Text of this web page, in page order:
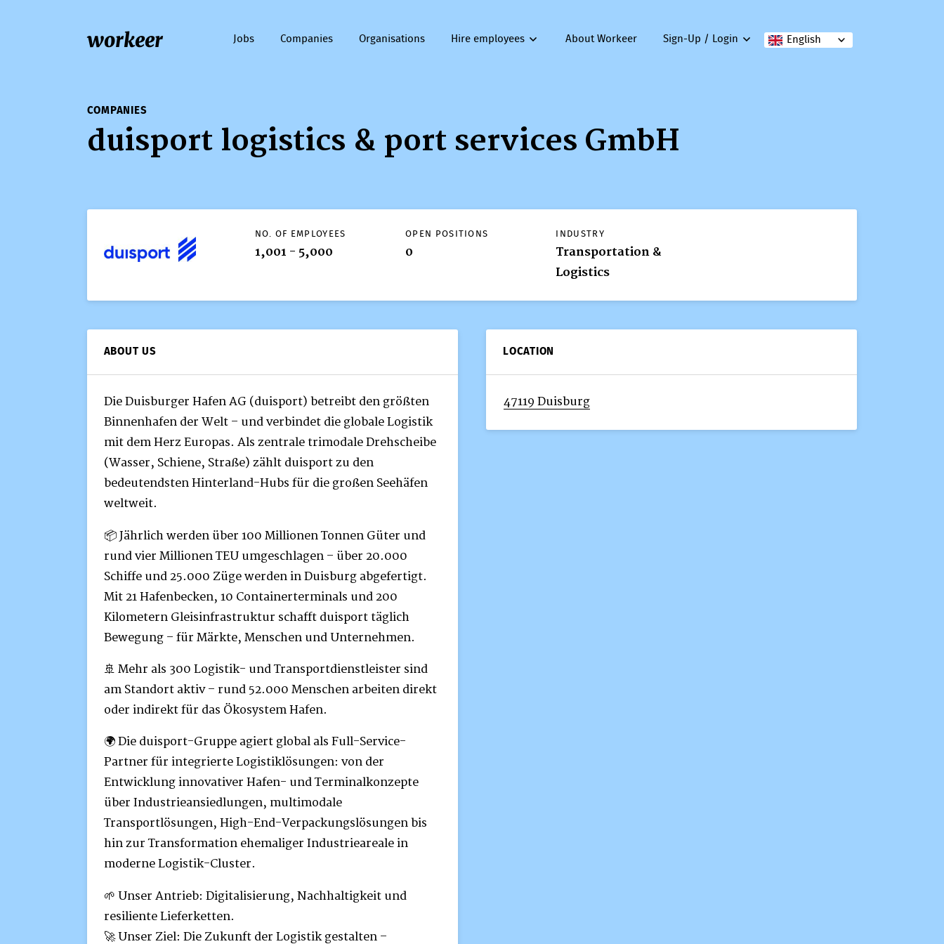
workeer English
Jobs Companies Organisations Hire employees About Workeer Sign-Up / Login
COMPANIES
duisport logistics & port services GmbH
NO. OF EMPLOYEES
1,001 - 5,000
OPEN POSITIONS
0
INDUSTRY
Transportation &
Logistics
ABOUT US
Die Duisburger Hafen AG (duisport) betreibt den größten
Binnenhafen der Welt – und verbindet die globale Logistik
mit dem Herz Europas. Als zentrale trimodale Drehscheibe
(Wasser, Schiene, Straße) zählt duisport zu den
bedeutendsten Hinterland-Hubs für die großen Seehäfen
weltweit.
📦 Jährlich werden über 100 Millionen Tonnen Güter und
rund vier Millionen TEU umgeschlagen – über 20.000
Schiffe und 25.000 Züge werden in Duisburg abgefertigt.
Mit 21 Hafenbecken, 10 Containerterminals und 200
Kilometern Gleisinfrastruktur schafft duisport täglich
Bewegung – für Märkte, Menschen und Unternehmen.
🚢 Mehr als 300 Logistik- und Transportdienstleister sind
am Standort aktiv – rund 52.000 Menschen arbeiten direkt
oder indirekt für das Ökosystem Hafen.
🌍 Die duisport-Gruppe agiert global als Full-Service-
Partner für integrierte Logistiklösungen: von der
Entwicklung innovativer Hafen- und Terminalkonzepte
über Industrieansiedlungen, multimodale
Transportlösungen, High-End-Verpackungslösungen bis
hin zur Transformation ehemaliger Industrieareale in
moderne Logistik-Cluster.
🌱 Unser Antrieb: Digitalisierung, Nachhaltigkeit und
resiliente Lieferketten.
🚀 Unser Ziel: Die Zukunft der Logistik gestalten –
LOCATION
47119 Duisburg